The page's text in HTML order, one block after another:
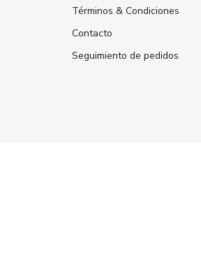
Términos & Condiciones
Contacto
Seguimiento de pedidos